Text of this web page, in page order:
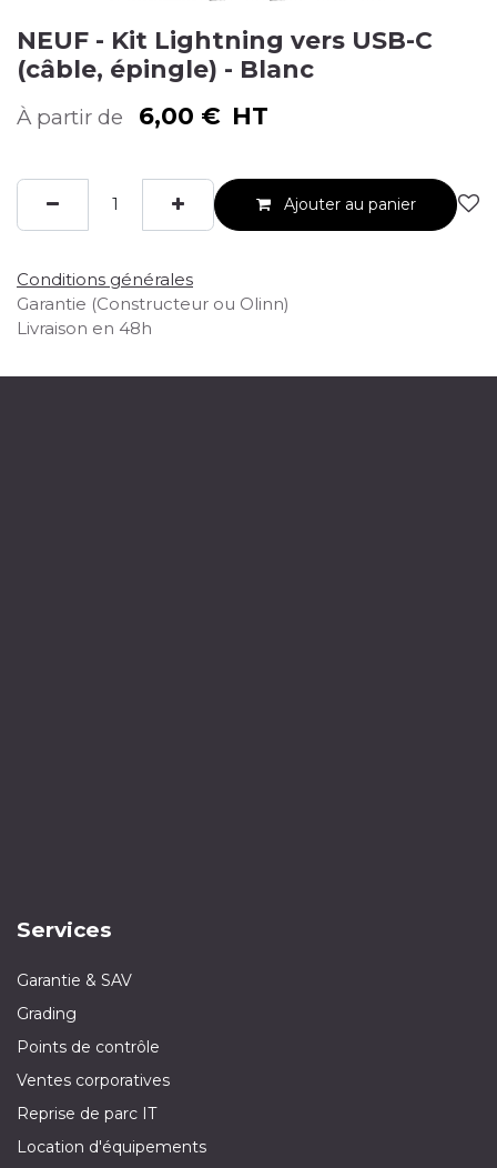
NEUF - Kit Lightning vers USB-C
(câble, épingle) - Blanc
À partir de 6,00 € HT
Ajouter au panier
Conditions générales
Garantie (Constructeur ou Olinn)
Livraison en 48h
Services
Garantie & SAV
Grading
Points de contrôle
Ventes corporatives
Reprise de parc IT
Location d'équipements